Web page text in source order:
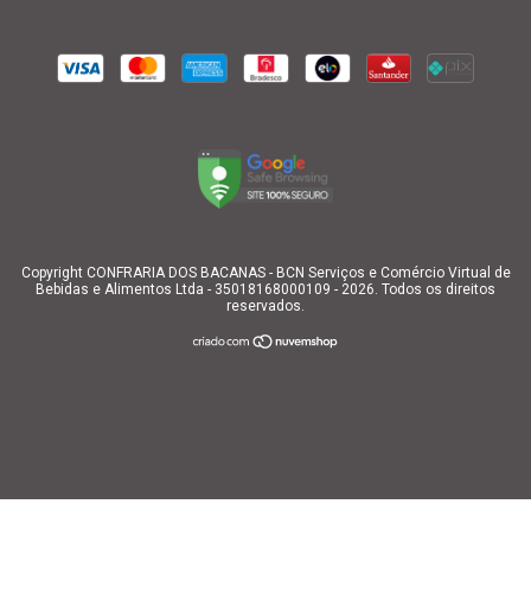
Copyright CONFRARIA DOS BACANAS - BCN Serviços e Comércio Virtual de
Bebidas e Alimentos Ltda - 35018168000109 - 2026. Todos os direitos
reservados.